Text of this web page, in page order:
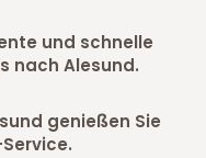
und schnelle
nach Alesund.
genießen Sie